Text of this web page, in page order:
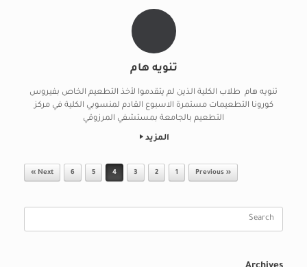
تنويه هام
تنويه هام طلاب الكلية الذين لم يتقدموا لأخذ التطعيم الخاص بفيروس
كورونا التطعيمات مستمرة الاسبوع القادم لمنسوبي الكلية في مركز
التطعيم بالجامعة بمستشفي المرزوقي
المزيد
Post navigation
« Previous
1
2
3
4
5
6
Next »